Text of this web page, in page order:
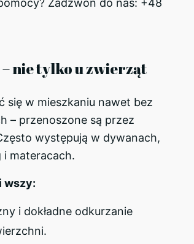
– nie tylko u zwierząt
się w mieszkaniu nawet bez
– przenoszone są przez
występują w dywanach,
i materacach.
wszy:
i dokładne odkurzanie